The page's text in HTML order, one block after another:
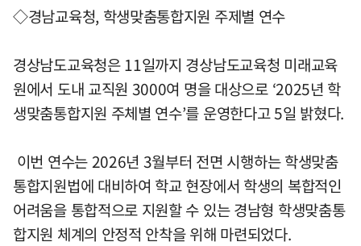
◇경남교육청, 학생맞춤통합지원 주제별 연수
경상남도교육청은 11일까지 경상남도교육청 미래교육
원에서 도내 교직원 3000여 명을 대상으로 ‘2025년 학
생맞춤통합지원 주체별 연수’를 운영한다고 5일 밝혔다.
이번 연수는 2026년 3월부터 전면 시행하는 학생맞춤
통합지원법에 대비하여 학교 현장에서 학생의 복합적인
어려움을 통합적으로 지원할 수 있는 경남형 학생맞춤통
합지원 체계의 안정적 안착을 위해 마련되었다.